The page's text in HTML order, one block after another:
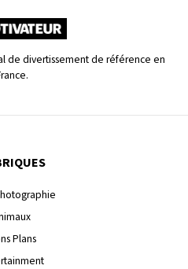
de divertissement de référence en
Plans